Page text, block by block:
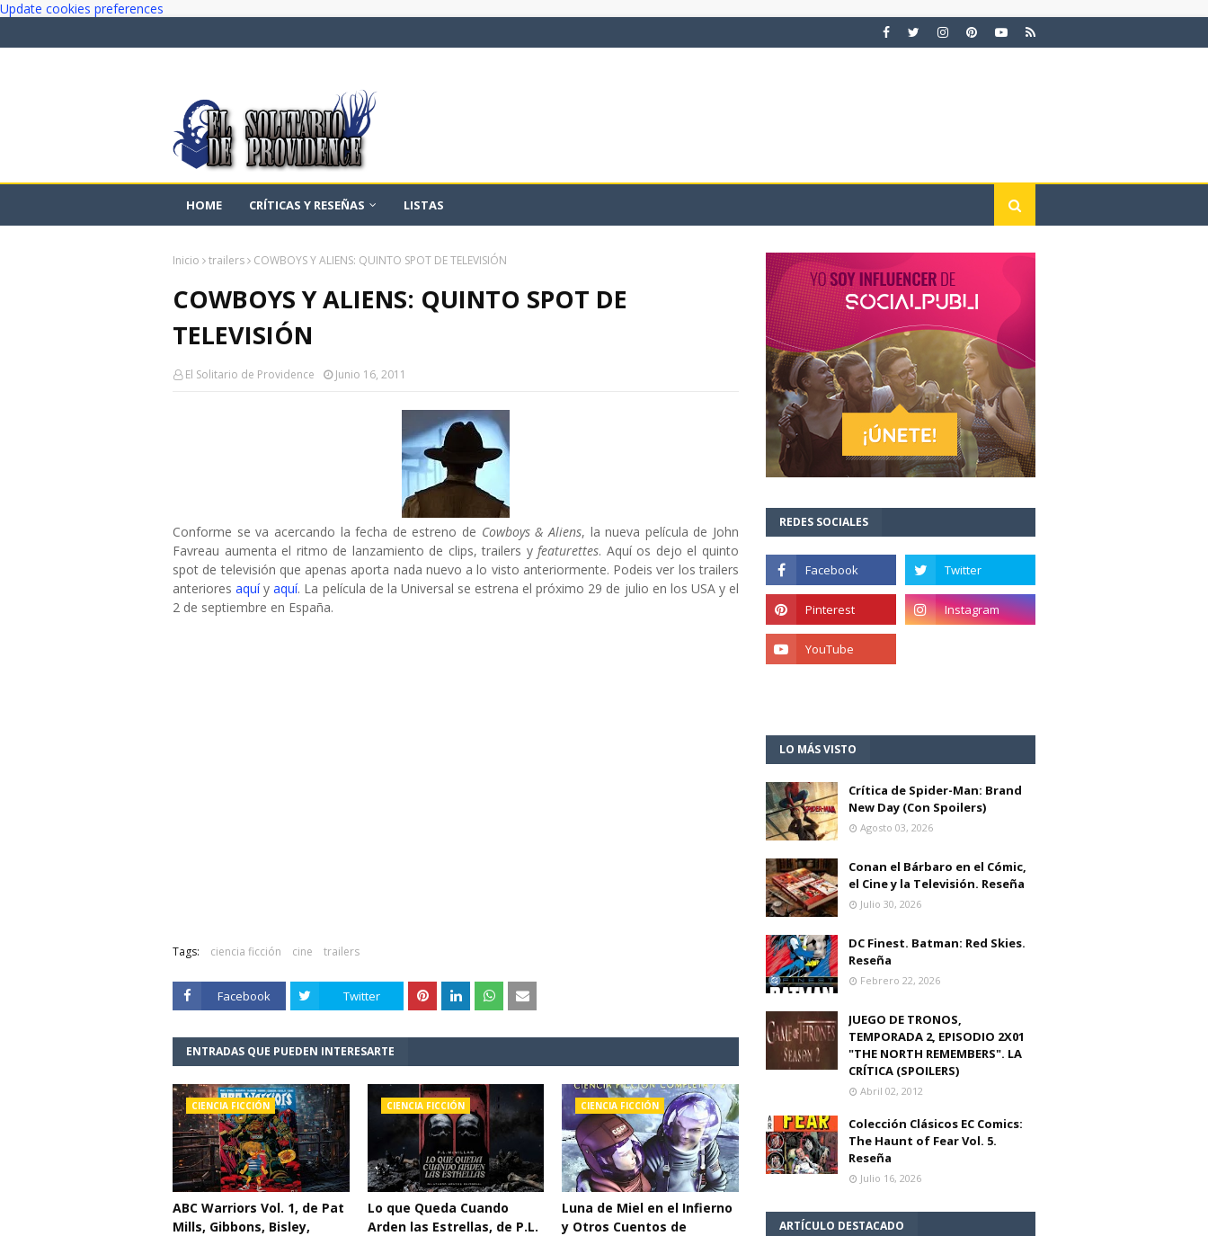
Update cookies preferences
HOME CRÍTICAS Y RESEÑAS LISTAS
Inicio trailers COWBOYS Y ALIENS: QUINTO SPOT DE TELEVISIÓN
COWBOYS Y ALIENS: QUINTO SPOT DE
TELEVISIÓN
El Solitario de Providence Junio 16, 2011
Conforme se va acercando la fecha de estreno de Cowboys & Aliens, la nueva película de John
Favreau aumenta el ritmo de lanzamiento de clips, trailers yfeaturettes. Aquí os dejo el quinto
spot de televisión que apenas aporta nada nuevo a lo visto anteriormente. Podeis ver los trailers
anterioresaquíyaquí. La película de la Universal se estrena el próximo 29 de julio en los USA y el
2 de septiembre en España.
Tags: ciencia ficción cine trailers
Facebook Twitter
ENTRADAS QUE PUEDEN INTERESARTE
CIENCIA FICCIÓN
ABC Warriors Vol. 1, de Pat
Mills, Gibbons, Bisley,
CIENCIA FICCIÓN
Lo que Queda Cuando
Arden las Estrellas, de P.L.
CIENCIA FICCIÓN
Luna de Miel en el Infierno
y Otros Cuentos de
REDES SOCIALES
LO MÁS VISTO
Crítica de Spider-Man: Brand
New Day (Con Spoilers)
Agosto 03, 2026
Conan el Bárbaro en el Cómic,
el Cine y la Televisión. Reseña
Julio 30, 2026
DC Finest. Batman: Red Skies.
Reseña
Febrero 22, 2026
JUEGO DE TRONOS,
TEMPORADA 2, EPISODIO 2X01
"THE NORTH REMEMBERS". LA
CRÍTICA (SPOILERS)
Abril 02, 2012
Colección Clásicos EC Comics:
The Haunt of Fear Vol. 5.
Reseña
Julio 16, 2026
ARTÍCULO DESTACADO